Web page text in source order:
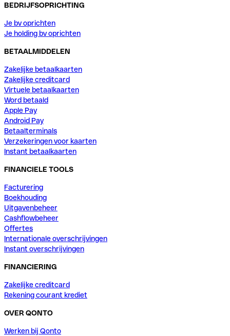
BEDRIJFSOPRICHTING
Je bv oprichten
Je holding bv oprichten
BETAALMIDDELEN
Zakelijke betaalkaarten
Zakelijke creditcard
Virtuele betaalkaarten
Word betaald
Apple Pay
Android Pay
Betaalterminals
Verzekeringen voor kaarten
Instant betaalkaarten
FINANCIELE TOOLS
Facturering
Boekhouding
Uitgavenbeheer
Cashflowbeheer
Offertes
Internationale overschrijvingen
Instant overschrijvingen
FINANCIERING
Zakelijke creditcard
Rekening courant krediet
OVER QONTO
Werken bij Qonto